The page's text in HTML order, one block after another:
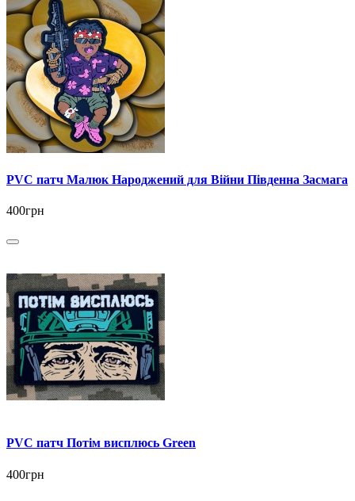
PVC патч Малюк Народжений для Війни Південна Засмага
400грн
PVC патч Потім висплюсь Green
400грн